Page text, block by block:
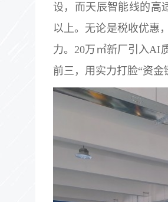
设，而天辰智能线的高
以上。无论是税收优惠
力。20万㎡新厂引入AI
前三，用实力打脸“资金